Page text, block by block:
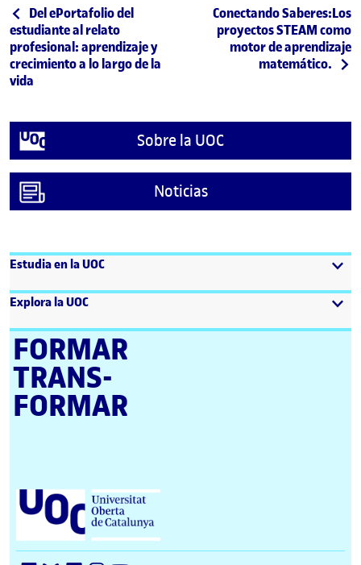
Post navigation
Publicación anterior
Del ePortafolio del
estudiante al relato
profesional: aprendizaje y
crecimiento a lo largo de la
vida
Siguiente publicación
Conectando Saberes:Los
proyectos STEAM como
motor de aprendizaje
matemático.
Sobre la UOC
Noticias
Estudia en la UOC
Explora la UOC
FORMAR
TRANS­
FORMAR
Universitat Oberta de Catalunya (UOC)